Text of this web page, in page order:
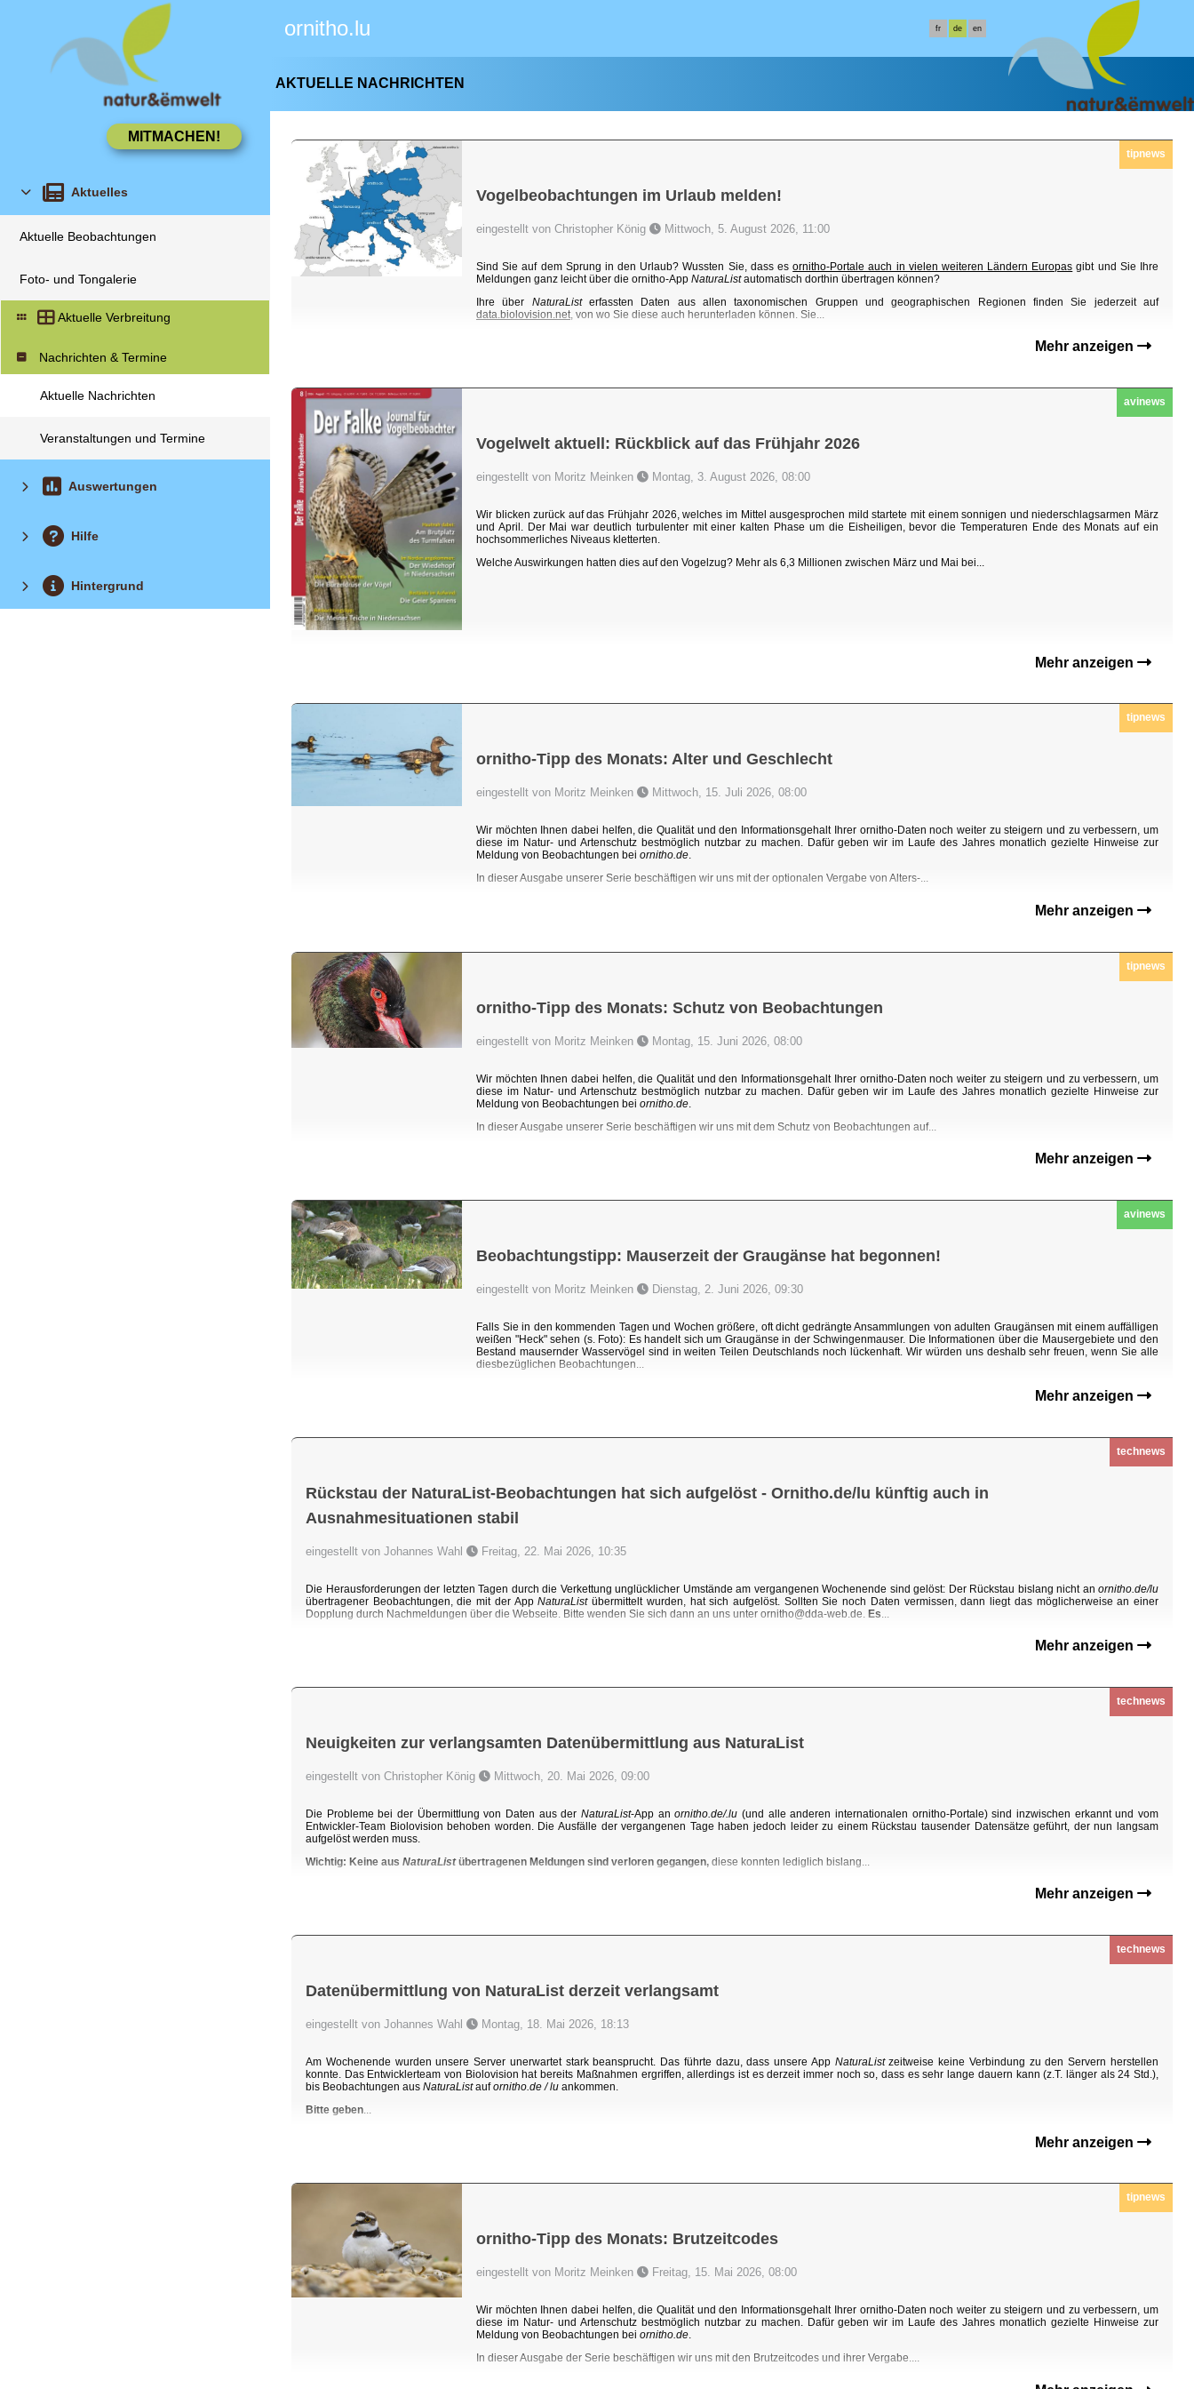
ornitho.lu fr de en
Aktuelles
Aktuelle Beobachtungen
Foto- und Tongalerie
Aktuelle Verbreitung
Nachrichten & Termine
Aktuelle Nachrichten
Veranstaltungen und Termine
Auswertungen
Hilfe
Hintergrund
AKTUELLE NACHRICHTEN
tipnews
Vogelbeobachtungen im Urlaub melden!
eingestellt von Christopher König Mittwoch, 5. August 2026, 11:00
Sind Sie auf dem Sprung in den Urlaub? Wussten Sie, dass esornitho-Portale auch in vielen weiteren Ländern Europas gibt und Sie Ihre
Meldungen ganz leicht über die ornitho-App NaturaListautomatisch dorthin übertragen können?
Ihre über NaturaListerfassten Daten aus allen taxonomischen Gruppen und geographischen Regionen finden Sie jederzeit auf
data.biolovision.net , von wo Sie diese auch herunterladen können. Sie...
Mehr anzeigen
avinews
Vogelwelt aktuell: Rückblick auf das Frühjahr 2026
eingestellt von Moritz Meinken Montag, 3. August 2026, 08:00
Wir blicken zurück auf das Frühjahr 2026, welches im Mittel ausgesprochen mild startete mit einem sonnigen und niederschlagsarmen März
und April. Der Mai war deutlich turbulenter mit einer kalten Phase um die Eisheiligen, bevor die Temperaturen Ende des Monats auf ein
hochsommerliches Niveaus kletterten.
Welche Auswirkungen hatten dies auf den Vogelzug? Mehr als 6,3 Millionen zwischen März und Mai bei...
Mehr anzeigen
tipnews
ornitho-Tipp des Monats: Alter und Geschlecht
eingestellt von Moritz Meinken Mittwoch, 15. Juli 2026, 08:00
Wir möchten Ihnen dabei helfen, die Qualität und den Informationsgehalt Ihrer ornitho-Daten noch weiter zu steigern und zu verbessern, um
diese im Natur- und Artenschutz bestmöglich nutzbar zu machen. Dafür geben wir im Laufe des Jahres monatlich gezielte Hinweise zur
Meldung von Beobachtungen bei ornitho.de.
In dieser Ausgabe unserer Serie beschäftigen wir uns mit der optionalen Vergabe von Alters-...
Mehr anzeigen
tipnews
ornitho-Tipp des Monats: Schutz von Beobachtungen
eingestellt von Moritz Meinken Montag, 15. Juni 2026, 08:00
Wir möchten Ihnen dabei helfen, die Qualität und den Informationsgehalt Ihrer ornitho-Daten noch weiter zu steigern und zu verbessern, um
diese im Natur- und Artenschutz bestmöglich nutzbar zu machen. Dafür geben wir im Laufe des Jahres monatlich gezielte Hinweise zur
Meldung von Beobachtungen bei ornitho.de
In dieser Ausgabe unserer Serie beschäftigen wir uns mit dem Schutz von Beobachtungen auf...
Mehr anzeigen
avinews
Beobachtungstipp: Mauserzeit der Graugänse hat begonnen!
eingestellt von Moritz Meinken Dienstag, 2. Juni 2026, 09:30
Falls Sie in den kommenden Tagen und Wochen größere, oft dicht gedrängte Ansammlungen von adulten Graugänsen mit einem auffälligen
weißen "Heck" sehen (s. Foto): Es handelt sich um Graugänse in der Schwingenmauser. Die Informationen über die Mausergebiete und den
Bestand mausernder Wasservögel sind in weiten Teilen Deutschlands noch lückenhaft. Wir würden uns deshalb sehr freuen, wenn Sie alle
diesbezüglichen Beobachtungen...
Mehr anzeigen
technews
Rückstau der NaturaList-Beobachtungen hat sich aufgelöst - Ornitho.de/lu künftig auch in
Ausnahmesituationen stabil
eingestellt von Johannes Wahl Freitag, 22. Mai 2026, 10:35
Die Herausforderungen der letzten Tagen durch die Verkettung unglücklicher Umstände am vergangenen Wochenende sind gelöst: Der Rückstau bislang nicht an ornitho.de/lu
übertragener Beobachtungen, die mit der AppNaturaListübermittelt wurden, hat sich aufgelöst. Sollten Sie noch Daten vermissen, dann liegt das möglicherweise an einer
Dopplung durch Nachmeldungen über die Webseite. Bitte wenden Sie sich dann an uns unter ornitho@dda-web.de. Es...
Mehr anzeigen
technews
Neuigkeiten zur verlangsamten Datenübermittlung aus NaturaList
eingestellt von Christopher König Mittwoch, 20. Mai 2026, 09:00
Die Probleme bei der Übermittlung von Daten aus der NaturaList-App anornitho.de/.lu (und alle anderen internationalen ornitho-Portale) sind inzwischen erkannt und vom
Entwickler-Team Biolovision behoben worden. Die Ausfälle der vergangenen Tage haben jedoch leider zu einem Rückstau tausender Datensätze geführt, der nun langsam
aufgelöst werden muss.
Wichtig: Keine aus NaturaListübertragenen Meldungen sind verloren gegangen, diese konnten lediglich bislang...
Mehr anzeigen
technews
Datenübermittlung von NaturaList derzeit verlangsamt
eingestellt von Johannes Wahl Montag, 18. Mai 2026, 18:13
Am Wochenende wurden unsere Server unerwartet stark beansprucht. Das führte dazu, dass unsere App NaturaListzeitweise keine Verbindung zu den Servern herstellen
konnte. Das Entwicklerteam von Biolovision hat bereits Maßnahmen ergriffen, allerdings ist es derzeit immer noch so, dass es sehr lange dauern kann (z.T. länger als 24 Std.),
bis Beobachtungen aus NaturaListaufornitho.de / lu ankommen.
Bitte geben...
Mehr anzeigen
tipnews
ornitho-Tipp des Monats: Brutzeitcodes
eingestellt von Moritz Meinken Freitag, 15. Mai 2026, 08:00
Wir möchten Ihnen dabei helfen, die Qualität und den Informationsgehalt Ihrer ornitho-Daten noch weiter zu steigern und zu verbessern, um
diese im Natur- und Artenschutz bestmöglich nutzbar zu machen. Dafür geben wir im Laufe des Jahres monatlich gezielte Hinweise zur
Meldung von Beobachtungen bei ornitho.de.
In dieser Ausgabe der Serie beschäftigen wir uns mit den Brutzeitcodes und ihrer Vergabe....